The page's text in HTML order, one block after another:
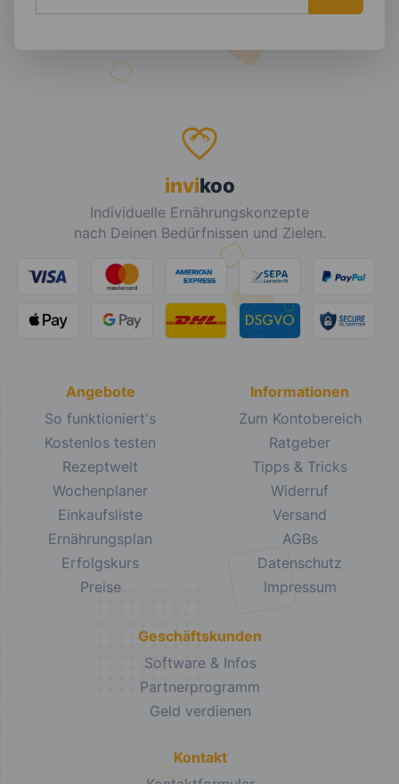
invikoo
Individuelle Ernährungskonzepte
nach Deinen Bedürfnissen und Zielen.
Angebote
So funktioniert's
Kostenlos testen
Rezeptwelt
Wochenplaner
Einkaufsliste
Ernährungsplan
Erfolgskurs
Preise
Informationen
Zum Kontobereich
Ratgeber
Tipps & Tricks
Widerruf
Versand
AGBs
Datenschutz
Impressum
Geschäftskunden
Software & Infos
Partnerprogramm
Geld verdienen
Kontakt